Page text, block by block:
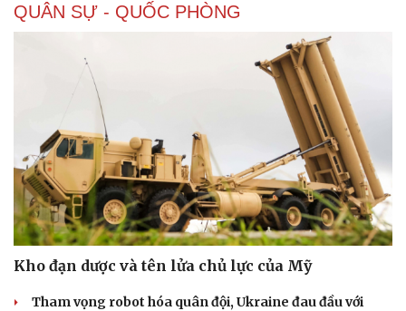
QUÂN SỰ - QUỐC PHÒNG
Kho đạn dược và tên lửa chủ lực của Mỹ
Tham vọng robot hóa quân đội, Ukraine đau đầu với